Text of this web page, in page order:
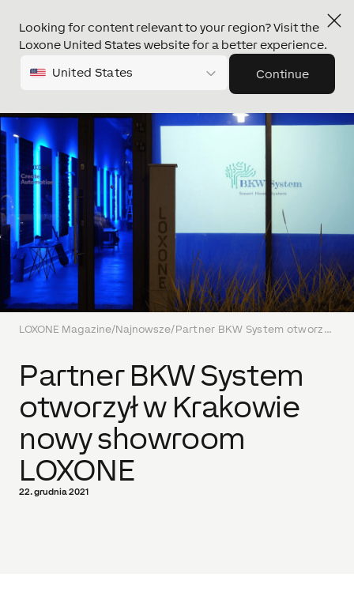
Looking for content relevant to your region? Visit the
Loxone United States website for a better experience.
United States Continue
LOXONE Magazine/Najnowsze/ Partner BKW System otworzył w Krakowie nowy showroom LOXONE
Partner BKW System
otworzył w Krakowie
nowy showroom
LOXONE
22. grudnia 2021